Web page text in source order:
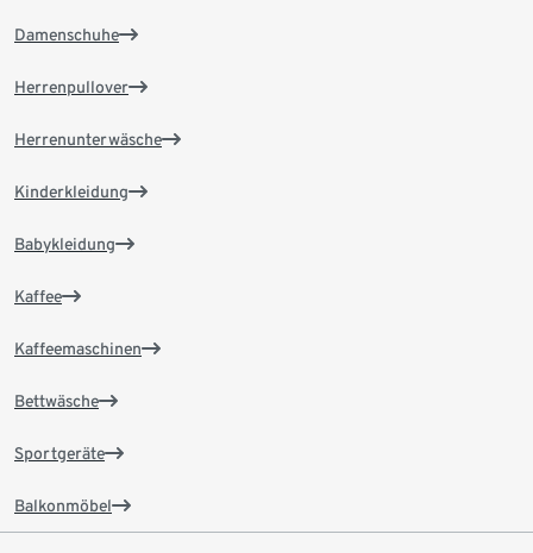
Damenschuhe
Herrenpullover
Herrenunterwäsche
Kinderkleidung
Babykleidung
Kaffee
Kaffeemaschinen
Bettwäsche
Sportgeräte
Balkonmöbel